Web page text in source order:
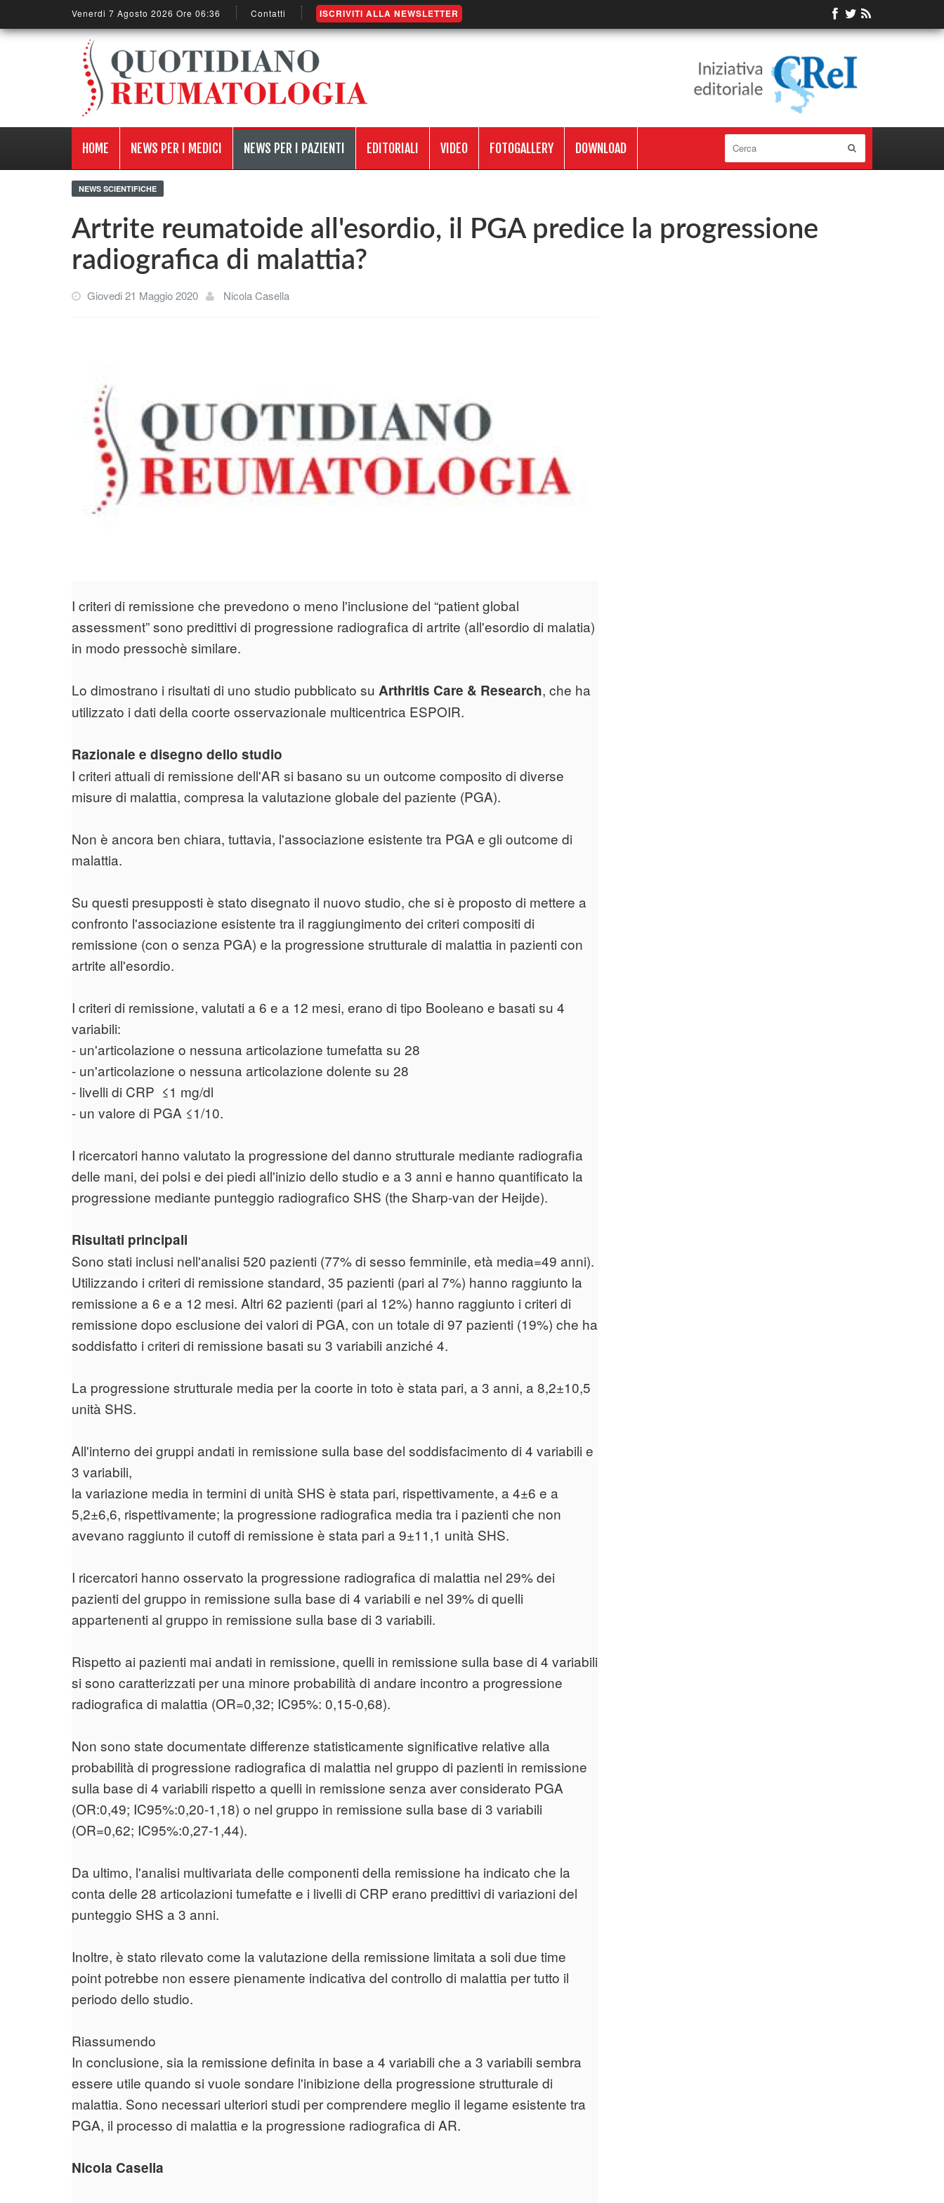
Venerdi 7 Agosto 2026 Ore 06:36 Contatti ISCRIVITI ALLA NEWSLETTER
HOME NEWS PER I MEDICI NEWS PER I PAZIENTI EDITORIALI VIDEO FOTOGALLERY DOWNLOAD
NEWS SCIENTIFICHE
Artrite reumatoide all'esordio, il PGA predice la progressione
radiografica di malattia?
Giovedi 21 Maggio 2020 Nicola Casella
I criteri di remissione che prevedono o meno l'inclusione del “patient global
assessment” sono predittivi di progressione radiografica di artrite (all'esordio di malatia)
in modo pressochè similare.
Lo dimostrano i risultati di uno studio pubblicato su Arthritis Care & Research, che ha
utilizzato i dati della coorte osservazionale multicentrica ESPOIR.
Razionale e disegno dello studio
I criteri attuali di remissione dell'AR si basano su un outcome composito di diverse
misure di malattia, compresa la valutazione globale del paziente (PGA).
Non è ancora ben chiara, tuttavia, l'associazione esistente tra PGA e gli outcome di
malattia.
Su questi presupposti è stato disegnato il nuovo studio, che si è proposto di mettere a
confronto l'associazione esistente tra il raggiungimento dei criteri compositi di
remissione (con o senza PGA) e la progressione strutturale di malattia in pazienti con
artrite all'esordio.
I criteri di remissione, valutati a 6 e a 12 mesi, erano di tipo Booleano e basati su 4
variabili:
- un'articolazione o nessuna articolazione tumefatta su 28
- un'articolazione o nessuna articolazione dolente su 28
- livelli di CRP ≤1 mg/dl
- un valore di PGA ≤1/10.
I ricercatori hanno valutato la progressione del danno strutturale mediante radiografia
delle mani, dei polsi e dei piedi all'inizio dello studio e a 3 anni e hanno quantificato la
progressione mediante punteggio radiografico SHS (the Sharp-van der Heijde).
Risultati principali
Sono stati inclusi nell'analisi 520 pazienti (77% di sesso femminile, età media=49 anni).
Utilizzando i criteri di remissione standard, 35 pazienti (pari al 7%) hanno raggiunto la
remissione a 6 e a 12 mesi. Altri 62 pazienti (pari al 12%) hanno raggiunto i criteri di
remissione dopo esclusione dei valori di PGA, con un totale di 97 pazienti (19%) che ha
soddisfatto i criteri di remissione basati su 3 variabili anziché 4.
La progressione strutturale media per la coorte in toto è stata pari, a 3 anni, a 8,2±10,5
unità SHS.
All'interno dei gruppi andati in remissione sulla base del soddisfacimento di 4 variabili e
3 variabili,
la variazione media in termini di unità SHS è stata pari, rispettivamente, a 4±6 e a
5,2±6,6, rispettivamente; la progressione radiografica media tra i pazienti che non
avevano raggiunto il cutoff di remissione è stata pari a 9±11,1 unità SHS.
I ricercatori hanno osservato la progressione radiografica di malattia nel 29% dei
pazienti del gruppo in remissione sulla base di 4 variabili e nel 39% di quelli
appartenenti al gruppo in remissione sulla base di 3 variabili.
Rispetto ai pazienti mai andati in remissione, quelli in remissione sulla base di 4 variabili
si sono caratterizzati per una minore probabilità di andare incontro a progressione
radiografica di malattia (OR=0,32; IC95%: 0,15-0,68).
Non sono state documentate differenze statisticamente significative relative alla
probabilità di progressione radiografica di malattia nel gruppo di pazienti in remissione
sulla base di 4 variabili rispetto a quelli in remissione senza aver considerato PGA
(OR:0,49; IC95%:0,20-1,18) o nel gruppo in remissione sulla base di 3 variabili
(OR=0,62; IC95%:0,27-1,44).
Da ultimo, l'analisi multivariata delle componenti della remissione ha indicato che la
conta delle 28 articolazioni tumefatte e i livelli di CRP erano predittivi di variazioni del
punteggio SHS a 3 anni.
Inoltre, è stato rilevato come la valutazione della remissione limitata a soli due time
point potrebbe non essere pienamente indicativa del controllo di malattia per tutto il
periodo dello studio.
Riassumendo
In conclusione, sia la remissione definita in base a 4 variabili che a 3 variabili sembra
essere utile quando si vuole sondare l'inibizione della progressione strutturale di
malattia. Sono necessari ulteriori studi per comprendere meglio il legame esistente tra
PGA, il processo di malattia e la progressione radiografica di AR.
Nicola Casella